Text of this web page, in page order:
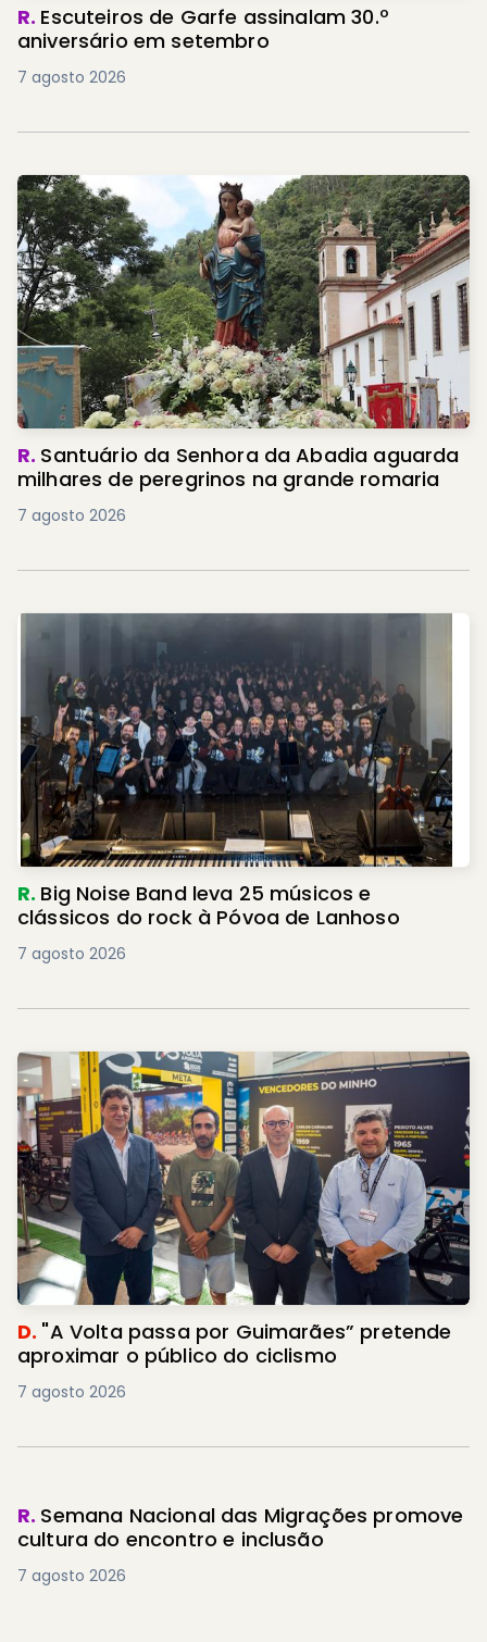
R. Escuteiros de Garfe assinalam 30.º
aniversário em setembro
7 agosto 2026
R. Santuário da Senhora da Abadia aguarda
milhares de peregrinos na grande romaria
7 agosto 2026
R. Big Noise Band leva 25 músicos e
clássicos do rock à Póvoa de Lanhoso
7 agosto 2026
D. "A Volta passa por Guimarães” pretende
aproximar o público do ciclismo
7 agosto 2026
R. Semana Nacional das Migrações promove
cultura do encontro e inclusão
7 agosto 2026